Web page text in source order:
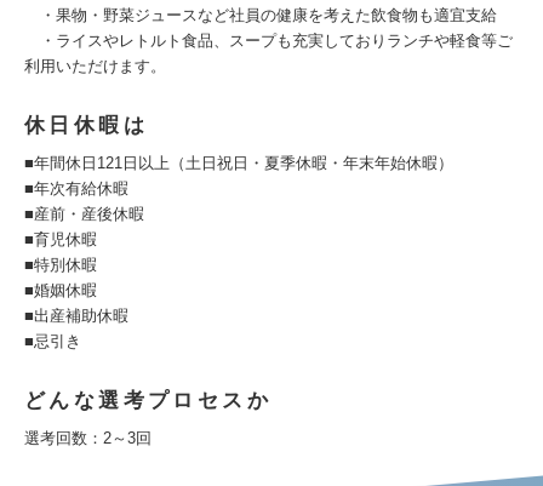
・果物・野菜ジュースなど社員の健康を考えた飲食物も適宜支給
・ライスやレトルト食品、スープも充実しておりランチや軽食等ご
利用いただけます。
休日休暇は
■年間休日121日以上（土日祝日・夏季休暇・年末年始休暇）
■年次有給休暇
■産前・産後休暇
■育児休暇
■特別休暇
■婚姻休暇
■出産補助休暇
■忌引き
どんな選考プロセスか
選考回数：2～3回